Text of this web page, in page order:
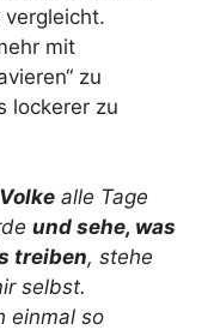
mit
zu
lockerer zu
alle Tage
und sehe, was
treiben, stehe
selbst.
einmal so